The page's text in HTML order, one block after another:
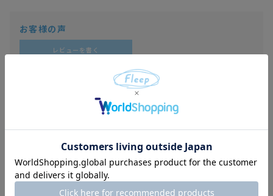
レビューを書く
注意事項